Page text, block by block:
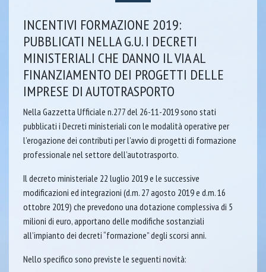
INCENTIVI FORMAZIONE 2019:
PUBBLICATI NELLA G.U. I DECRETI
MINISTERIALI CHE DANNO IL VIA AL
FINANZIAMENTO DEI PROGETTI DELLE
IMPRESE DI AUTOTRASPORTO
Nella Gazzetta Ufficiale n.277 del 26-11-2019 sono stati
pubblicati i Decreti ministeriali con le modalità operative per
l’erogazione dei contributi per l’avvio di progetti di formazione
professionale nel settore dell’autotrasporto.
Il decreto ministeriale 22 luglio 2019 e le successive
modificazioni ed integrazioni (d.m. 27 agosto 2019 e d.m. 16
ottobre 2019) che prevedono una dotazione complessiva di 5
milioni di euro, apportano delle modifiche sostanziali
all’impianto dei decreti “formazione” degli scorsi anni.
Nello specifico sono previste le seguenti novità: